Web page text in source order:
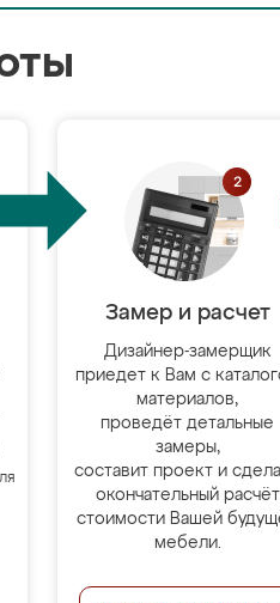
Замер и расчет
Дизайнер-замерщик
приедет к Вам с
материалов,
проведёт детальные
замеры,
составит проект и
окончательный расчёт
стоимости Вашей
мебели.